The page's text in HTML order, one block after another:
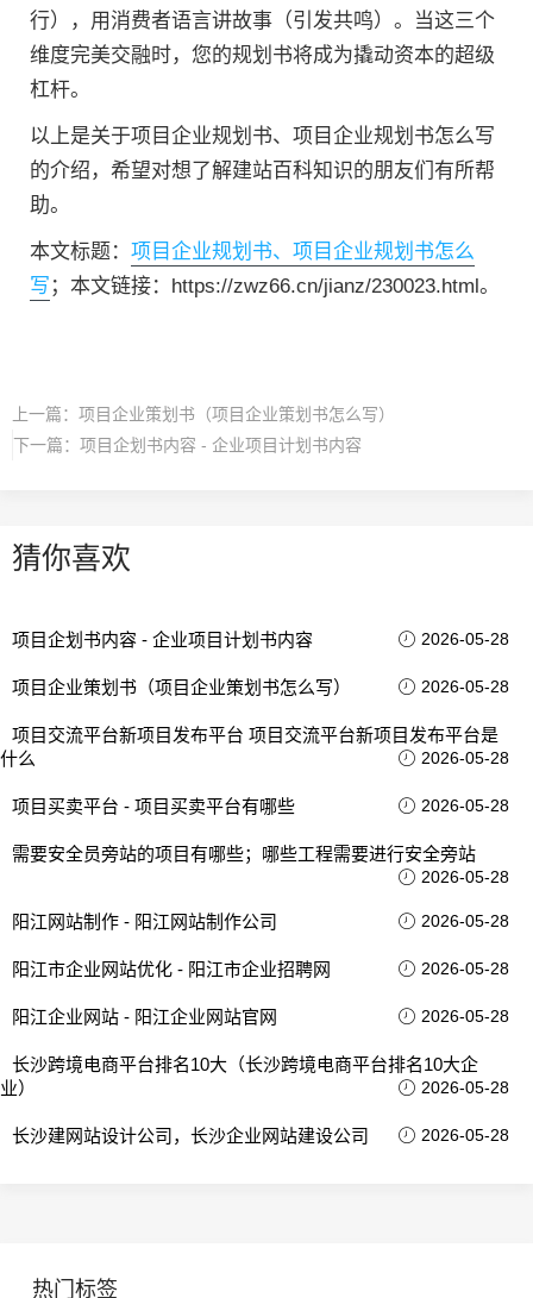
行），用消费者语言讲故事（引发共鸣）。当这三个
维度完美交融时，您的规划书将成为撬动资本的超级
杠杆。
以上是关于项目企业规划书、项目企业规划书怎么写
的介绍，希望对想了解建站百科知识的朋友们有所帮
助。
本文标题： 项目企业规划书、项目企业规划书怎么
写 ；本文链接：https://zwz66.cn/jianz/230023.html。
上一篇： 项目企业策划书（项目企业策划书怎么写）
下一篇： 项目企划书内容 - 企业项目计划书内容
猜你喜欢
项目企划书内容 - 企业项目计划书内容 2026-05-28
项目企业策划书（项目企业策划书怎么写） 2026-05-28
项目交流平台新项目发布平台 项目交流平台新项目发布平台是
什么
2026-05-28
项目买卖平台 - 项目买卖平台有哪些 2026-05-28
需要安全员旁站的项目有哪些；哪些工程需要进行安全旁站
2026-05-28
阳江网站制作 - 阳江网站制作公司 2026-05-28
阳江市企业网站优化 - 阳江市企业招聘网 2026-05-28
阳江企业网站 - 阳江企业网站官网 2026-05-28
长沙跨境电商平台排名10大（长沙跨境电商平台排名10大企
业）
2026-05-28
长沙建网站设计公司，长沙企业网站建设公司 2026-05-28
热门标签